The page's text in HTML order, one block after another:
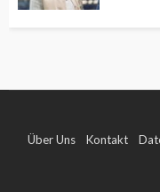
Über Uns Kontakt